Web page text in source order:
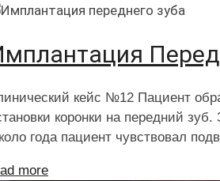
кейс №12 Пациент
коронки на передний
года пациент чувствовал
more